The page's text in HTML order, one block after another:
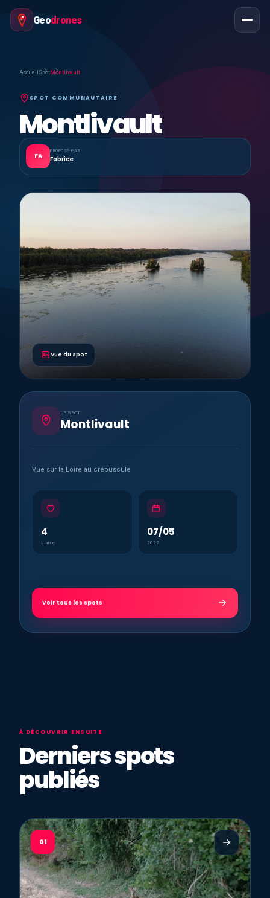
Geodrones
Accueil SpotMontlivault
SPOT COMMUNAUTAIRE
Montlivault
FA
PROPOSÉ PAR
Fabrice
Vue du spot
LE SPOT
Montlivault
Vue sur la Loire au crépuscule
4
J’aime
07/05
2022
Voir tous les spots
À DÉCOUVRIR ENSUITE
Derniers spots
publiés
01